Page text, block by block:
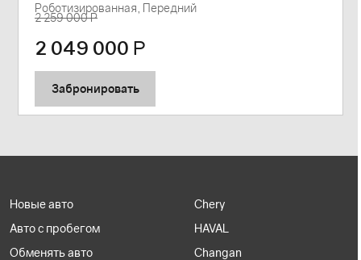
Роботизированная, Передний
2 259 000 Р
2 049 000 Р
Забронировать
Новые авто
Авто с пробегом
Обменять авто
Chery
HAVAL
Changan